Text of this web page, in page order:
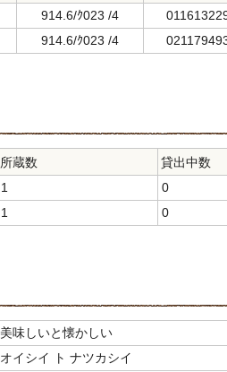
914.6/ｸ023 /4
914.6/ｸ023 /4
所蔵数
貸出中数
1
0
1 0
美味しいと懐かしい
オイシイ ト ナツカシイ